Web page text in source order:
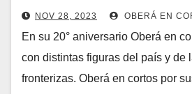
audiovisuales.
NOV 28, 2023 OBERÁ EN
En su 20° aniversario Oberá en
con distintas figuras del país y de
fronterizas. Oberá en cortos por